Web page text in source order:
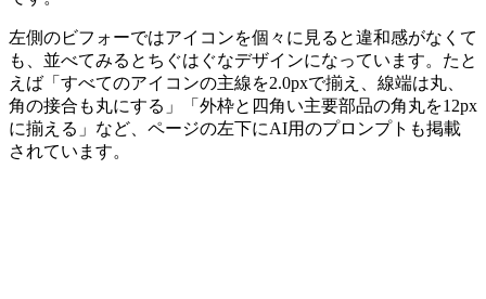
左側のビフォーではアイコンを個々に見ると違和感がなくて
も、並べてみるとちぐはぐなデザインになっています。たと
えば「すべてのアイコンの主線を2.0pxで揃え、線端は丸、
角の接合も丸にする」「外枠と四角い主要部品の角丸を12px
に揃える」など、ページの左下にAI用のプロンプトも掲載
されています。